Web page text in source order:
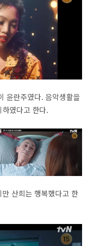
윤란주였다. 음악생활을
였다고 한다.
산희는 행복했다고 한